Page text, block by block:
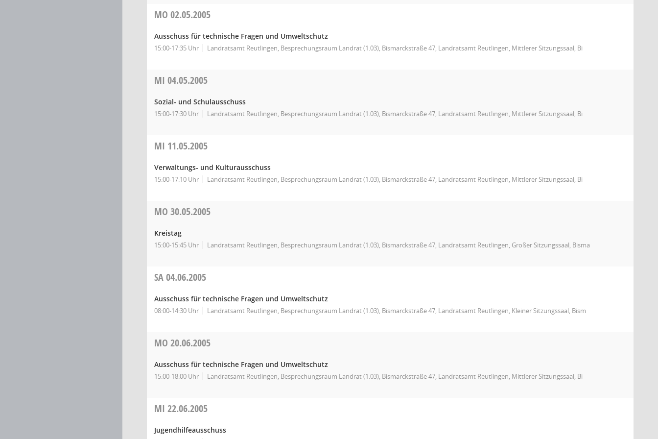
MO 02.05.2005
Ausschuss für technische Fragen und Umweltschutz
15:00-17:35 Uhr Landratsamt Reutlingen, Besprechungsraum Landrat (1.03), Bismarckstraße 47, Landratsamt Reutlingen, Mittlerer Sitzungssaal, Bi
MI 04.05.2005
Sozial- und Schulausschuss
15:00-17:30 Uhr Landratsamt Reutlingen, Besprechungsraum Landrat (1.03), Bismarckstraße 47, Landratsamt Reutlingen, Mittlerer Sitzungssaal, Bi
MI 11.05.2005
Verwaltungs- und Kulturausschuss
15:00-17:10 Uhr Landratsamt Reutlingen, Besprechungsraum Landrat (1.03), Bismarckstraße 47, Landratsamt Reutlingen, Mittlerer Sitzungssaal, Bi
MO 30.05.2005
Kreistag
15:00-15:45 Uhr Landratsamt Reutlingen, Besprechungsraum Landrat (1.03), Bismarckstraße 47, Landratsamt Reutlingen, Großer Sitzungssaal, Bisma
SA04.06.2005
Ausschuss für technische Fragen und Umweltschutz
08:00-14:30 Uhr Landratsamt Reutlingen, Besprechungsraum Landrat (1.03), Bismarckstraße 47, Landratsamt Reutlingen, Kleiner Sitzungssaal, Bism
MO 20.06.2005
Ausschuss für technische Fragen und Umweltschutz
15:00-18:00 Uhr Landratsamt Reutlingen, Besprechungsraum Landrat (1.03), Bismarckstraße 47, Landratsamt Reutlingen, Mittlerer Sitzungssaal, Bi
MI 22.06.2005
Jugendhilfeausschuss